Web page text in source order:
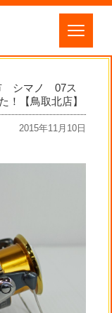
シマノ 07ス
【鳥取北店】
2015年11月10日